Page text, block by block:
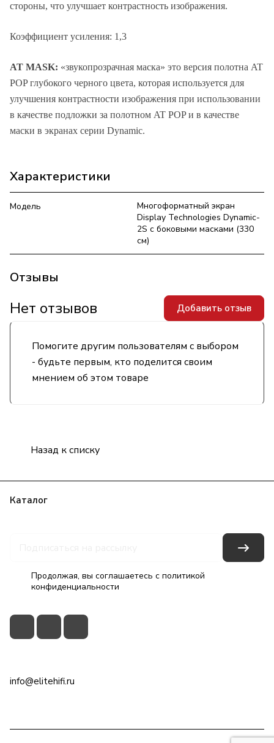
стороны, что улучшает контрастность изображения.
Коэффициент усиления: 1,3
AT MASK: «звукопрозрачная маска» это версия полотна AT
POP глубокого черного цвета, которая используется для
улучшения контрастности изображения при использовании
в качестве подложки за полотном AT POP и в качестве
маски в экранах серии Dynamic.
Характеристики
Модель
Многоформатный экран
Display Technologies Dynamic-
2S с боковыми масками (330
см)
Отзывы
Помогите другим пользователям с выбором
- будьте первым, кто поделится своим
мнением об этом товаре
Нет отзывов Добавить отзыв
Назад к списку
Каталог
Продолжая, вы соглашаетесь с политикой
конфиденциальности
info@elitehifi.ru